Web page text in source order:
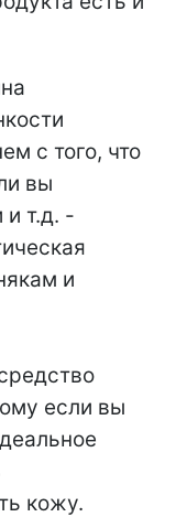
с того, что
вы
и т.д. -
и
если вы
кожу.